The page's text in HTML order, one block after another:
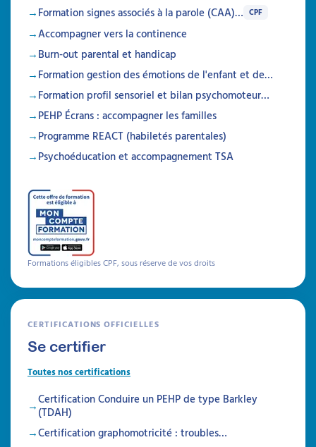
douleur et des soins chez la
personne porteuse d’un
TND
Attestation de formation
Cette formation allie théorie et pratique pour
aider à comprendre et gérer la douleur et les
neuro-développementaux, en favorisant
l'observation clinique et la psycho-éducation
Formations
Formation signes associés à la parole (CAA)… CPF
Accompagner vers la continence
Burn-out parental et handicap
Formation gestion des émotions de l'enfant et de…
Formation profil sensoriel et bilan psychomoteur…
PEHP Écrans : accompagner les familles
Programme REACT (habiletés parentales)
Psychoéducation et accompagnement TSA
Formations éligibles CPF, sous réserve de vos droits
CERTIFICATIONS OFFICIELLES
Se certifier
Toutes nos certifications
Certification Conduire un PEHP de type Barkley
(TDAH)
Certification graphomotricité : troubles…